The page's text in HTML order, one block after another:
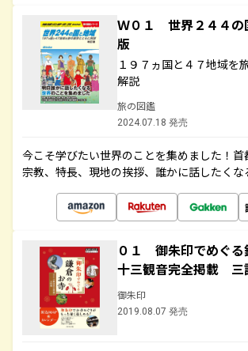
Ｗ０１ 世界２４４
版
１９７ヵ国と４７地域を
解説
旅の図鑑
2024.07.18 発売
今こそ学びたい世界のことを集めました！首
宗教、特長、現地の挨拶、誰かに話したくな
０１ 御朱印でめぐ
十三観音完全掲載 三
御朱印
2019.08.07 発売